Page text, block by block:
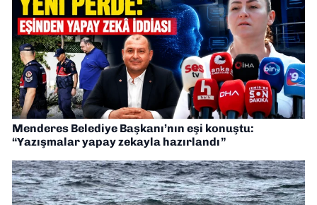
Menderes Belediye Başkanı’nın eşi konuştu:
“Yazışmalar yapay zekayla hazırlandı”